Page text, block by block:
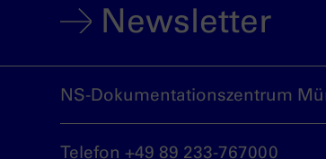
Newsletter
NS-Dokumentationszentrum
Telefon +49 89 233-767000